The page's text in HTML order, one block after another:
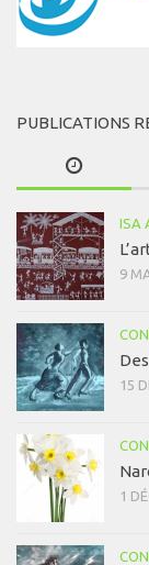
PUBLICATIONS
ISA
9
15
1